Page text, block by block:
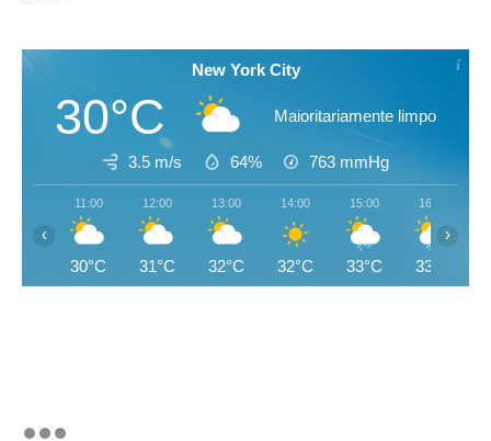
New York City
30°C Maioritariamente limpo
3.5 m/s 64% 763 mmHg
11:00
30°C
12:00
31°C
13:00
32°C
14:00
32°C
15:00
33°C
16:00
33°C
‹ ›